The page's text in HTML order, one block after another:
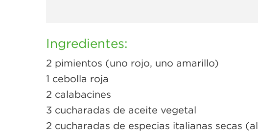
Ingredientes:
2 pimientos (uno rojo, uno amarillo)
1 cebolla roja
2 calabacines
3 cucharadas de aceite vegetal
2 cucharadas de especias italianas secas